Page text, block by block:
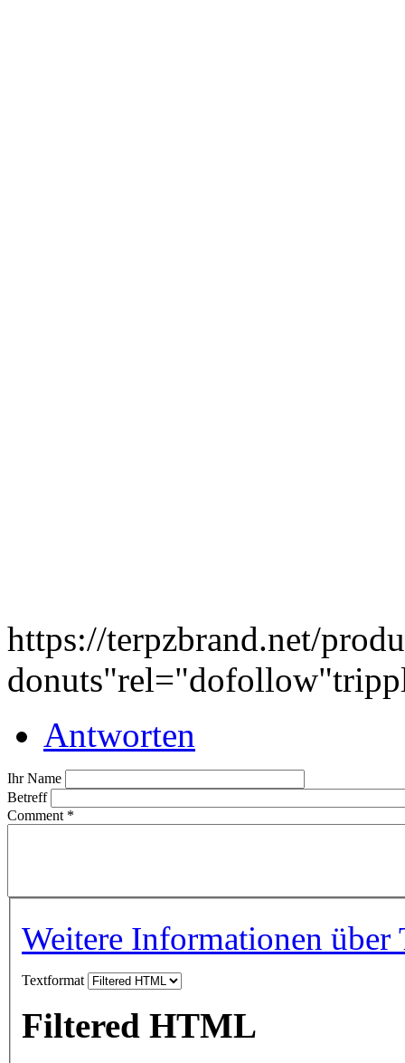
https://terpzbrand.net/
donuts
Antworten
Ihr Name
Betreff
Comment *
Weitere Informationen über
Textformat
Filtered HTML